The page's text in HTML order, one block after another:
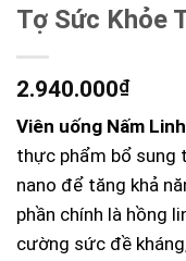
Tợ Sức Khỏe
2.940.000₫
Viên uống Nấm
thực phẩm bổ sung
nano để tăng khả
phần chính là hồng
cường sức đề